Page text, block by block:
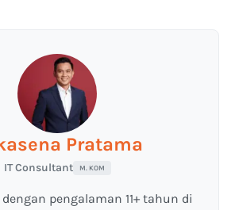
Pratama
IT Consultant M. KOM
pengalaman 11+ tahun di